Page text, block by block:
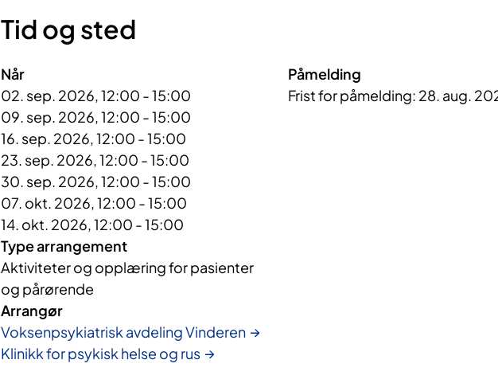
Tid og sted
Når
02. sep. 2026, 12:00 - 15:00
09. sep. 2026, 12:00 - 15:00
16. sep. 2026, 12:00 - 15:00
23. sep. 2026, 12:00 - 15:00
30. sep. 2026, 12:00 - 15:00
07. okt. 2026, 12:00 - 15:00
14. okt. 2026, 12:00 - 15:00
Type arrangement
Aktiviteter og opplæring for pasienter
og pårørende
Arrangør
Voksenpsykiatrisk avdeling Vinderen
Klinikk for psykisk helse og rus
Påmelding
Frist for påmelding: 28. aug.